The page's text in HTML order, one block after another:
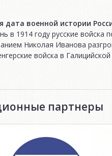
дата военной истории
в 1914 году русские войска
Николая Иванова
войска в
партнеры